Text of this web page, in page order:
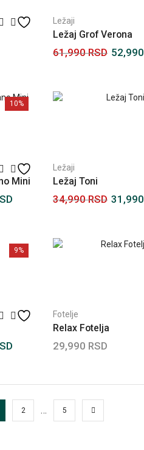
Ležaji
Ležaj Grof Verona
61,990RSD 52,990
10%
Mini
Ležaji
Ležaj Toni
34,990RSD 31,990
9%
Fotelje
Relax Fotelja
29,990 RSD
2 … 5